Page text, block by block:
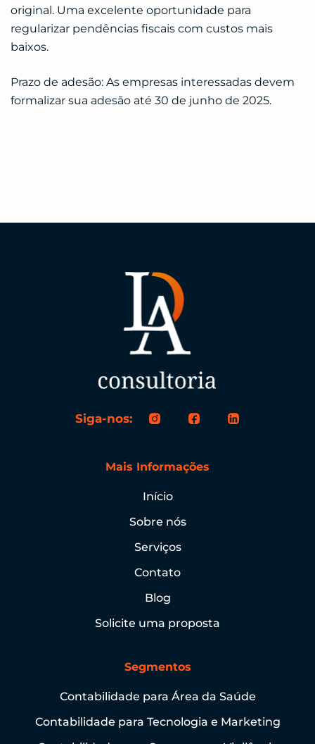
original. Uma excelente oportunidade para
regularizar pendências fiscais com custos mais
baixos.
Prazo de adesão: As empresas interessadas devem
formalizar sua adesão até 30 de junho de 2025.
Siga-nos:
Mais Informações
Início
Sobre nós
Serviços
Contato
Blog
Solicite uma proposta
Segmentos
Contabilidade para Área da Saúde
Contabilidade para Tecnologia e Marketing